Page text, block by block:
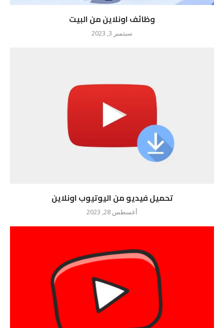
وظائف اونلاين من البيت
سبتمبر 3, 2023
تحميل فيديو من اليوتيوب اونلاين
أغسطس 28, 2023